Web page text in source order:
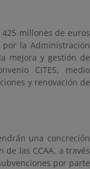
millones de euros
la Administración
mejora y gestión de
CITES, medio
y renovación de
una concreción
las CCAA, a través
por parte